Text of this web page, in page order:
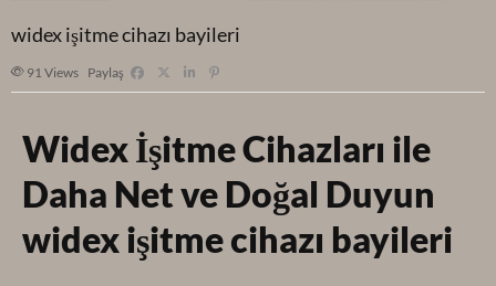
widex işitme cihazı bayileri
91 Views Paylaş
Widex İşitme Cihazları ile
Daha Net ve Doğal Duyun
widex işitme cihazı bayileri